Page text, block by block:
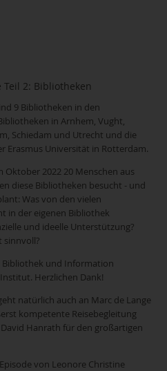
2: Bibliotheken
9 Bibliotheken in den
in Arnhem, Vught,
Schiedam und Utrecht und die
Erasmus Universität in Rotterdam.
Oktober 2022 20 Menschen aus
diese Bibliotheken besucht - und
Was von den vielen
in der eigenen Bibliothek
und ideelle Unterstützung?
sinnvoll?
Bibliothek und Information
Herzlichen Dank!
natürlich auch an Marc de Lange
kompetente Reisebegleitung
Hanrath für den großartigen
von Leonore Christine